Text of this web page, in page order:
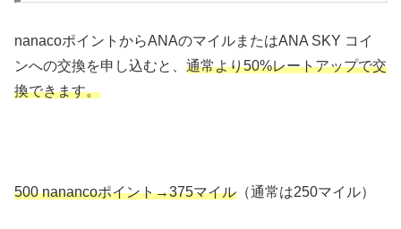
nanacoポイントからANAのマイルまたはANA SKY コイ
ンへの交換を申し込むと、 通常より50%レートアップで交
換できます。
500 nanancoポイント→375マイル （通常は250マイル）